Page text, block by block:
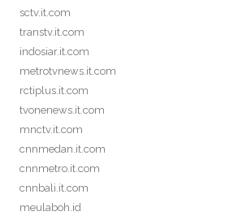
sctv.it.com
transtv.it.com
indosiar.it.com
metrotvnews.it.com
rctiplus.it.com
tvonenews.it.com
mnctv.it.com
cnnmedan.it.com
cnnmetro.it.com
cnnbali.it.com
meulaboh.id